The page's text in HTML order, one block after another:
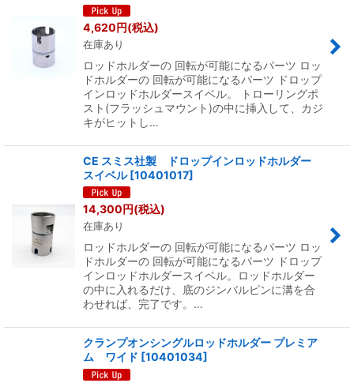
4,620円(税込)
在庫あり
ロッドホルダーの 回転が可能になるパーツ ロッ
ドホルダーの 回転が可能になるパーツ ドロップ
インロッドホルダースイベル。 トローリングポ
スト(フラッシュマウント)の中に挿入して、カジ
キがヒットし…
CE スミス社製 ドロップインロッドホルダー
スイベル [10401017]
14,300円(税込)
在庫あり
ロッドホルダーの 回転が可能になるパーツ ロッ
ドホルダーの 回転が可能になるパーツ ドロップ
インロッドホルダースイベル。ロッドホルダー
の中に入れるだけ、底のジンバルピンに溝を合
わせれば、完了です。…
クランプオンシングルロッドホルダー プレミア
ム ワイド [10401034]